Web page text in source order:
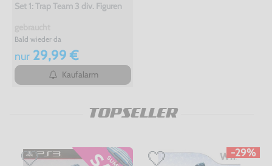
Set 1: Trap Team 3 div. Figuren
Bald wieder da
nur29,99 €
Kaufalarm
TOPSELLER
-29%